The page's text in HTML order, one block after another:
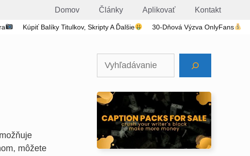
Domov Články Aplikovať Kontakt
Kúpiť Balíky Titulkov, Skripty A Ďalšie 30-Dňová Výzva OnlyFans
môžete